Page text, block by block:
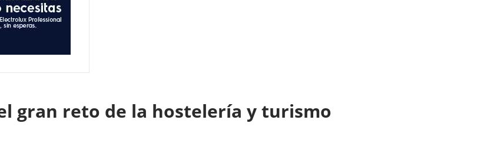
gran reto de la hostelería y turismo